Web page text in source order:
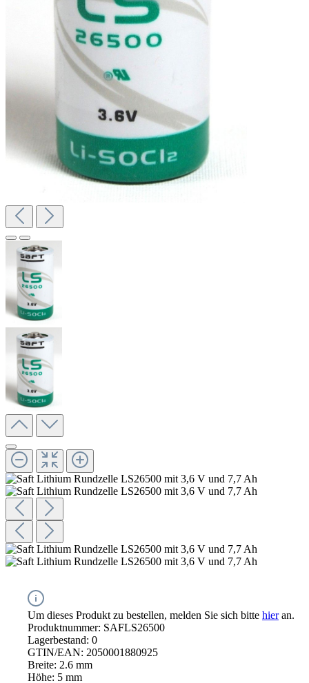
Um dieses Produkt zu bestellen, melden Sie sich bitte hieran.
Produktnummer: SAFLS26500
Lagerbestand: 0
GTIN/EAN: 2050001880925
Breite: 2.6 mm
Höhe: 5 mm